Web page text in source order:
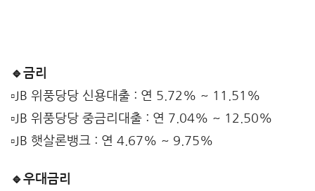
🔹금리
▫️JB 위풍당당 신용대출 : 연 5.72% ~ 11.51%
▫️JB 위풍당당 중금리대출 : 연 7.04% ~ 12.50%
▫️JB 햇살론뱅크 : 연 4.67% ~ 9.75%
🔹우대금리